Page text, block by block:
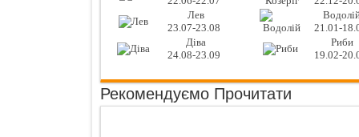
Лев
23.07-23.08
21.01-
Діва
24.08-23.09
Риби
19.02-
Рекомендуємо Прочитати